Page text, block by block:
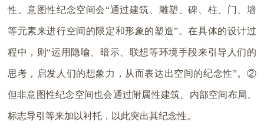
性。意图性纪念空间会“通过建筑、雕塑、碑、柱、门、墙
等元素来进行空间的限定和形象的塑造”。在具体的设计过
程中，则“运用隐喻、暗示、联想等环境手段来引导人们的
思考，启发人们的想象力，从而表达出空间的纪念性”。②
但非意图性纪念空间也会通过附属性建筑、内部空间布局、
标志导引等来加以衬托，以此突出其纪念性。